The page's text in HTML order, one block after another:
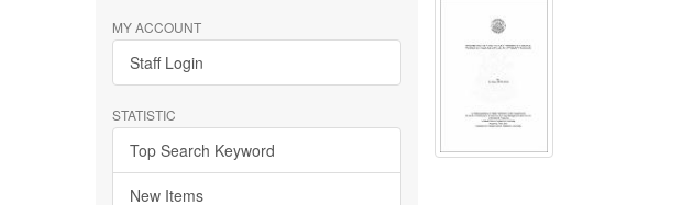
MY ACCOUNT
Staff Login
STATISTIC
Top Search Keyword
New Items